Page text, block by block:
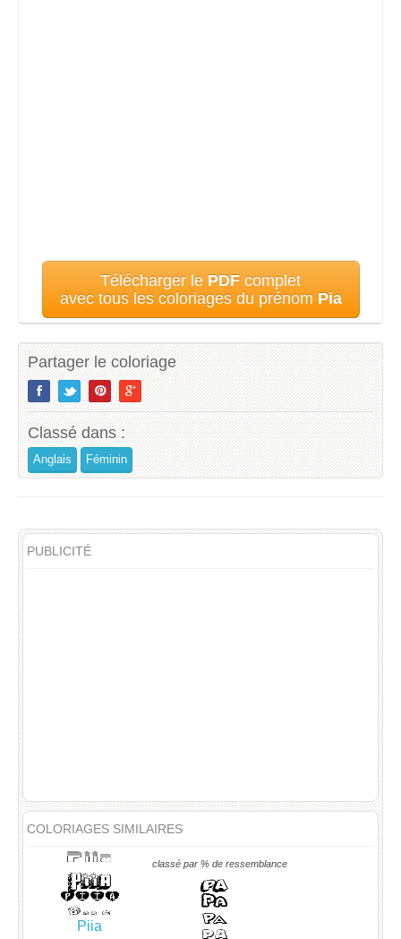
Télécharger le PDF complet
avec tous les coloriages du prénom Pia
Partager le coloriage
Classé dans :
Anglais Féminin
PUBLICITÉ
COLORIAGES SIMILAIRES
classé par % de ressemblance
Piia